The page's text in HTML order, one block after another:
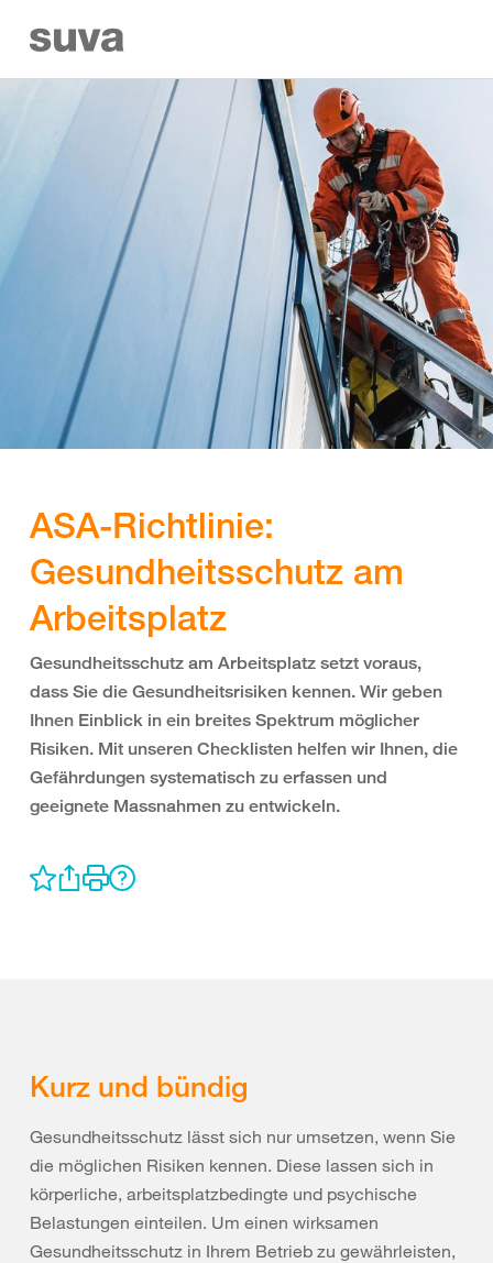
ASA-Richtlinie:
Gesundheitsschutz am
Arbeitsplatz
Gesundheitsschutz am Arbeitsplatz setzt voraus,
dass Sie die Gesundheitsrisiken kennen. Wir geben
Ihnen Einblick in ein breites Spektrum möglicher
Risiken. Mit unseren Checklisten helfen wir Ihnen, die
Gefährdungen systematisch zu erfassen und
geeignete Massnahmen zu entwickeln.
Kurz und bündig
Gesundheitsschutz lässt sich nur umsetzen, wenn Sie
die möglichen Risiken kennen. Diese lassen sich in
körperliche, arbeitsplatzbedingte und psychische
Belastungen einteilen. Um einen wirksamen
Gesundheitsschutz in Ihrem Betrieb zu gewährleisten,